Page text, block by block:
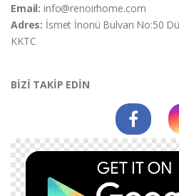
Email:info@renoirhome.com
Adres: İsmet İnonü Bulvarı No:50
KKTC
BİZİ TAKİP EDİN